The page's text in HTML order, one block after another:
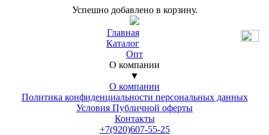
Успешно добавлено в корзину.
Главная
Каталог
Опт
О компании
▼
О компании
Политика конфиденциальности персональных данных
Условия Публичной оферты
Контакты
+7(920)607-55-25